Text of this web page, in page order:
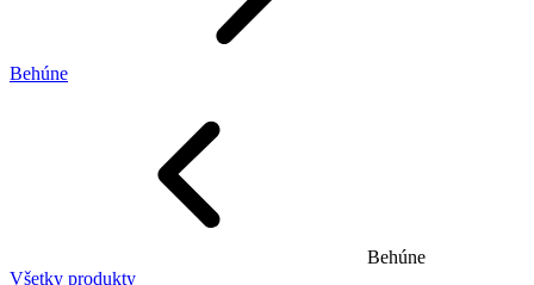
Behúne
Behúne
Všetky produkty